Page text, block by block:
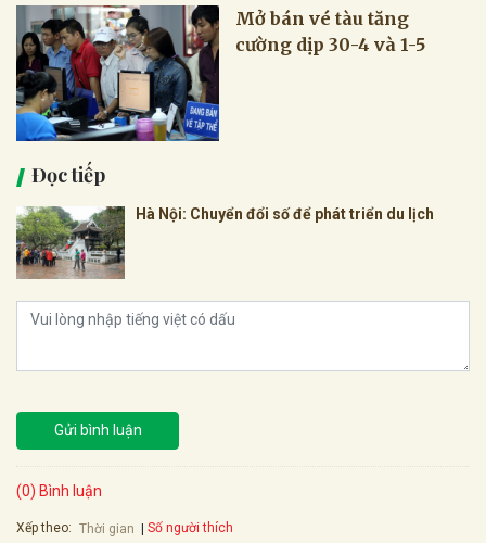
Mở bán vé tàu tăng
cường dịp 30-4 và 1-5
Đọc tiếp
Hà Nội: Chuyển đổi số để phát triển du lịch
Gửi bình luận
(0) Bình luận
Xếp theo: Thời gian Số người thích